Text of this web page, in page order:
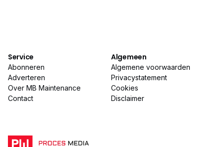
Service
Abonneren
Adverteren
Over MB Maintenance
Contact
Algemeen
Algemene voorwaarden
Privacystatement
Cookies
Disclaimer